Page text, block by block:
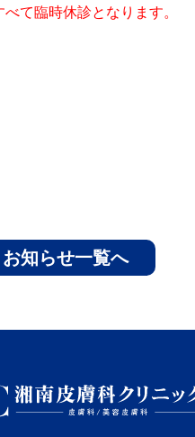
て臨時休診となります。
お知らせ一覧へ